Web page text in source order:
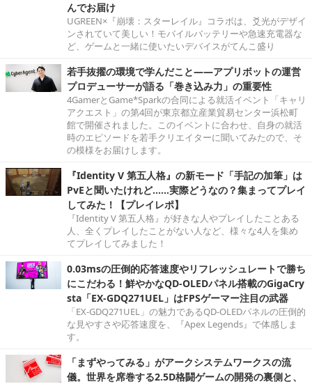
んでお届け
UGREEN×『崩壊：スターレイル』コラボは、爻光がデザイ
ンされていて美しい！モバイルバッテリーや急速充電器な
ど、ゲームと一緒に使いたいデバイスがてんこ盛り
若手抜擢の環境で学んだこと――アプリボットの運営
プロデューサーが語る「巻き込み力」の重要性
4GamerとGame*Sparkの合同による就活イベント「キャリ
アクエスト」の第4回が東京都立産業貿易センター浜松町
館で開催されました。このイベントに合わせ、自身の就活
時のエピソードを若手クリエイターに聞いてみたので、そ
の模様をお届けします。
『Identity V 第五人格』の新モード「手記の加筆」は
PvEと聞いたけれど……実際どうなの？集まってプレイ
してみた！【プレイレポ】
『Identity V 第五人格』が好きな人やプレイしたことある
人、全くプレイしたことがない人など、様々な4人を集め
てプレイしてみました！
0.03msの圧倒的応答速度やリフレッシュレートで勝ち
にこだわる！鮮やかなQD-OLEDパネル搭載のGigaCry
sta「EX-GDQ271UEL」はFPSゲーマー注目の武器
「EX-GDQ271UEL」の魅力であるQD-OLEDパネルの圧倒的
な見やすさや応答速度を、『Apex Legends』で体感しま
す。
「まずやってみる」がアークシステムワークスの流
儀。世界を席巻する2.5D格闘ゲームの開発の裏側と、